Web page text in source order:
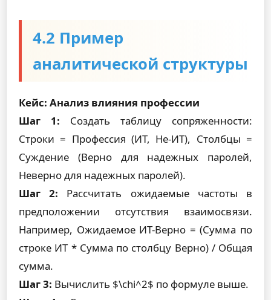
4.2 Пример
аналитической структуры
Кейс: Анализ влияния профессии
Шаг 1: Создать таблицу сопряженности:
Строки = Профессия (ИТ, Не-ИТ), Столбцы =
Суждение (Верно для надежных паролей,
Неверно для надежных паролей).
Шаг 2: Рассчитать ожидаемые частоты в
предположении отсутствия взаимосвязи.
Например, Ожидаемое ИТ-Верно = (Сумма по
строке ИТ * Сумма по столбцу Верно) / Общая
сумма.
Шаг 3: Вычислить $\chi^2$ по формуле выше.